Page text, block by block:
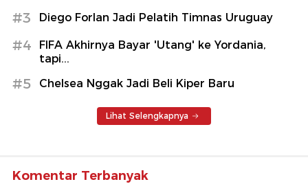
#3 Diego Forlan Jadi Pelatih Timnas Uruguay
#4
FIFA Akhirnya Bayar 'Utang' ke Yordania,
tapi...
#5 Chelsea Nggak Jadi Beli Kiper Baru
Lihat Selengkapnya
Komentar Terbanyak